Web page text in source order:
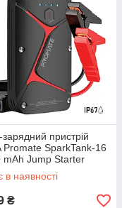
зарядний пристрій
Promate SparkTank-16
mAh Jump Starter
3.0 А IP67 LED Black
16.black)
в наявності
₴